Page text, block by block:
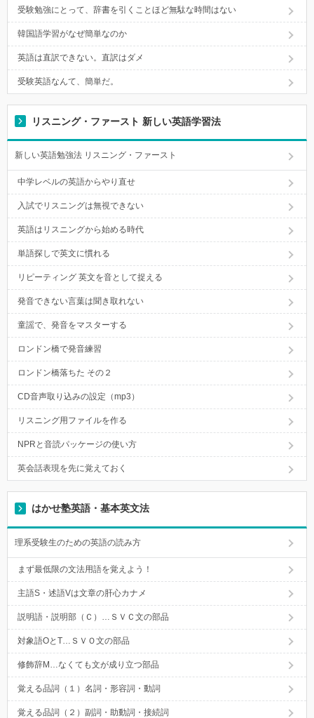
受験勉強にとって、辞書を引くことほど無駄な時間はない
韓国語学習がなぜ簡単なのか
英語は直訳できない。直訳はダメ
受験英語なんて、簡単だ。
リスニング・ファースト 新しい英語学習法
新しい英語勉強法 リスニング・ファースト
中学レベルの英語からやり直せ
入試でリスニングは無視できない
英語はリスニングから始める時代
単語探しで英文に慣れる
リピーティング 英文を音として捉える
発音できない言葉は聞き取れない
童謡で、発音をマスターする
ロンドン橋で発音練習
ロンドン橋落ちた その２
CD音声取り込みの設定（mp3）
リスニング用ファイルを作る
NPRと音読パッケージの使い方
英会話表現を先に覚えておく
はかせ塾英語・基本英文法
理系受験生のための英語の読み方
まず最低限の文法用語を覚えよう！
主語S・述語Vは文章の肝心カナメ
説明語・説明部（Ｃ）…ＳＶＣ文の部品
対象語OとT…ＳＶＯ文の部品
修飾辞M…なくても文が成り立つ部品
覚える品詞（１）名詞・形容詞・動詞
覚える品詞（２）副詞・助動詞・接続詞